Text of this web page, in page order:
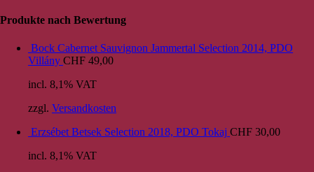
Produkte nach Bewertung
Bock Cabernet Sauvignon Jammertal Selection 2014, PDO
Villány CHF 49,00
incl. 8,1% VAT
zzgl. Versandkosten
Erzsébet Betsek Selection 2018, PDO Tokaj CHF 30,00
incl. 8,1% VAT